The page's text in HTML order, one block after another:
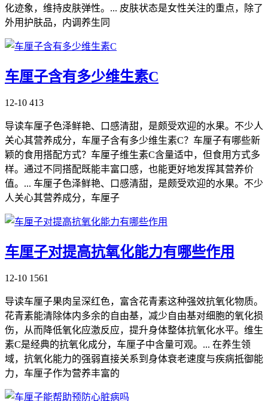
化迹象，维持皮肤弹性。... 皮肤状态是女性关注的重点，除了
外用护肤品，内调养生同
车厘子含有多少维生素C
12-10 413
导读车厘子色泽鲜艳、口感清甜，是颇受欢迎的水果。不少人
关心其营养成分，车厘子含有多少维生素C？车厘子有哪些新
颖的食用搭配方式？车厘子维生素C含量适中，但食用方式多
样。通过不同搭配既能丰富口感，也能更好地发挥其营养价
值。... 车厘子色泽鲜艳、口感清甜，是颇受欢迎的水果。不少
人关心其营养成分，车厘子
车厘子对提高抗氧化能力有哪些作用
12-10 1561
导读车厘子果肉呈深红色，富含花青素这种强效抗氧化物质。
花青素能清除体内多余的自由基，减少自由基对细胞的氧化损
伤，从而降低氧化应激反应，提升身体整体抗氧化水平。维生
素C是经典的抗氧化成分，车厘子中含量可观。... 在养生领
域，抗氧化能力的强弱直接关系到身体衰老速度与疾病抵御能
力，车厘子作为营养丰富的